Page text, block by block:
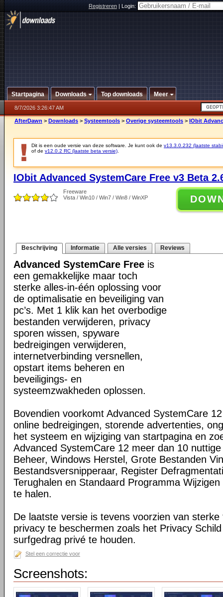
Registreren|Login:
Startpagina Downloads Top downloads Meer
8/7/2026 3:26:47 AM
AfterDawn > Downloads > Systeemtools > Overige systeemtools > IObit
Dit is een oude versie van deze software. Je kunt ook de v13.3.0.232 (laatste
of de v12.0.2 RC (laatste beta versie)
IObit Advanced SystemCare Free v3 Beta
Freeware
Vista / Win10 / Win7 / Win8 / WinXP
Beschrijving Informatie Alle versies Reviews
Advanced SystemCare Free is
een gemakkelijke maar toch
sterke alles-in-één oplossing voor
de optimalisatie en beveiliging van
pc’s. Met 1 klik kan het overbodige
bestanden verwijderen, privacy
sporen wissen, spyware
bedreigingen verwijderen,
internetverbinding versnellen,
opstart items beheren en
beveiligings- en
systeemzwakheden oplossen.
Bovendien voorkomt Advanced SystemCare
online bedreigingen, storende advertenties,
het systeem en wijziging van startpagina en
Advanced SystemCare 12 meer dan 10
Beheer, Windows Herstel, Grote Bestanden
Bestandsversnipperaar, Register
Terughalen en Standaard Programma
te halen.
De laatste versie is tevens voorzien van
privacy te beschermen zoals het Privacy
surfgedrag privé te houden.
Stel een correctie voor
Screenshots: